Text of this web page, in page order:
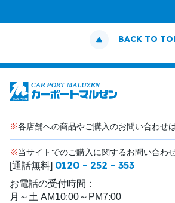
BACK TO
※各店舗への商品やご購入のお問い合わせ
※当サイトでのご購入に関するお問い合わ
[通話無料] 0120 - 252 - 353
お電話の受付時間：
月～土 AM10:00～PM7:00